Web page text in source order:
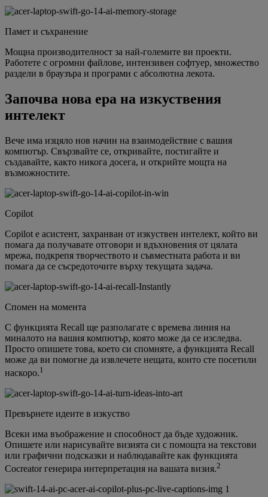
Памет и съхранение
Мощна производителност за най-големите ви проекти.
Работете с огромни файлове, интензивен софтуер, множество
раздели в браузъра и програми с абсолютна лекота.
Започва нова ера на изкуствения
интелект
Вече има изцяло нов начин на взаимодействие с вашия
компютър. Свързвайте се, откривайте, постигайте и
създавайте, както никога досега, и открийте мощта на
възможностите.
Copilot
Copilot е асистент, захранван от изкуствен интелект, който ви
помага да получавате отговори и вдъхновения от цялата
мрежа, подкрепя творчеството и съвместната работа и ви
помага да се съсредоточите върху текущата задача.
Спомен на момента
С функцията Recall ще разполагате с времева линия на
миналото на вашия компютър, която може да се изследва.
Просто опишете това, което си спомняте, а функцията Recall
може да ви помогне да извлечете нещата, които сте посетили
наскоро.1
Превърнете идеите в изкуство
Всеки има въображение и способност да бъде художник.
Опишете или нарисувайте визията си с помощта на текстови
или графични подсказки и наблюдавайте как функцията
Cocreator генерира интерпретация на вашата визия.2